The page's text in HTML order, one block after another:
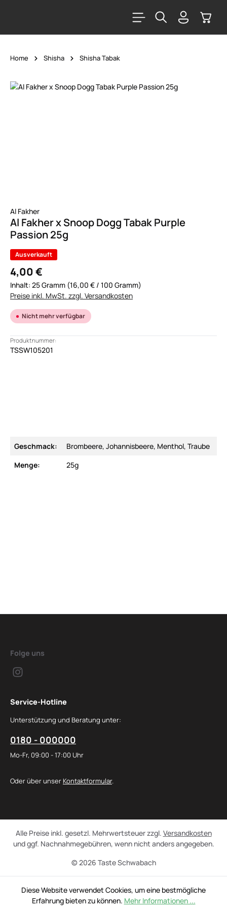
Home Shisha Shisha Tabak
Bildergalerie überspringen
Al Fakher
Al Fakher x Snoop Dogg Tabak Purple
Passion 25g
Ausverkauft
4,00 €
Inhalt: 25 Gramm (16,00 € / 100 Gramm)
Preise inkl. MwSt. zzgl. Versandkosten
Nicht mehr verfügbar
Produktnummer:
TSSW105201
Geschmack:
Brombeere, Johannisbeere, Menthol, Traube
Menge:
25g
Folge uns
Service-Hotline
Unterstützung und Beratung unter:
0180 - 000000
Mo-Fr, 09:00 - 17:00 Uhr
Oder über unser Kontaktformular.
© 2026 Taste Schwabach
Alle Preise inkl. gesetzl. Mehrwertsteuer zzgl. Versandkosten
und ggf. Nachnahmegebühren, wenn nicht anders angegeben.
Diese Website verwendet Cookies, um eine bestmögliche
Erfahrung bieten zu können. Mehr Informationen ...